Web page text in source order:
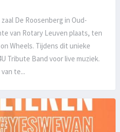
De Roosenberg in Oud-
van Rotary Leuven plaats, ten
Wheels. Tijdens dit unieke
Tribute Band voor live muziek.
te...